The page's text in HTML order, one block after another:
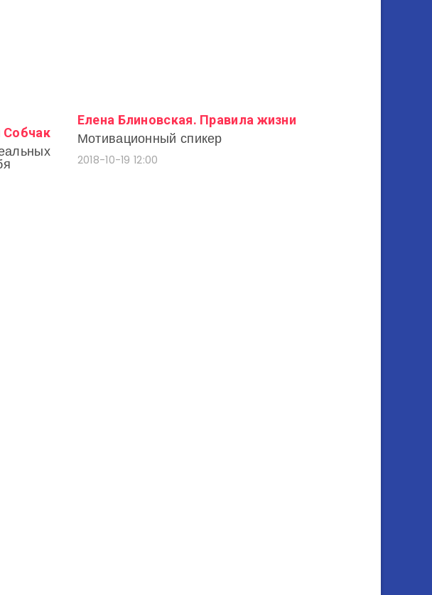
Собчак
Елена Блиновская. Правила жизни
Мотивационный спикер
2018-10-19 12:00